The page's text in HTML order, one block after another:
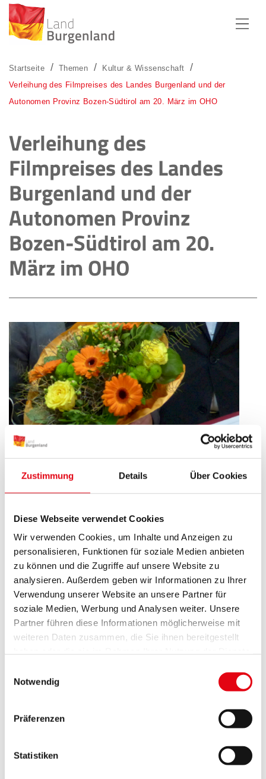
Zustimmung Details Über Cookies
Diese Webseite verwendet Cookies
Wir verwenden Cookies, um Inhalte und Anzeigen zu
personalisieren, Funktionen für soziale Medien anbieten
zu können und die Zugriffe auf unsere Website zu
analysieren. Außerdem geben wir Informationen zu Ihrer
Verwendung unserer Website an unsere Partner für
soziale Medien, Werbung und Analysen weiter. Unsere
Partner führen diese Informationen möglicherweise mit
weiteren Daten zusammen, die Sie ihnen bereitgestellt
Notwendig
Präferenzen
Statistiken
Startseite Themen
Kultur & Wissenschaft
Verleihung des Filmpreises des Landes Burgenland und der
Autonomen Provinz Bozen-Südtirol am 20. März im OHO
Verleihung des
Filmpreises des Landes
Burgenland und der
Autonomen Provinz
Bozen-Südtirol am 20.
März im OHO
danach
Jahren eine Kulturpartnerschaft. Im Rahmen dieser
Partnerschaft wurde 2019 ein gemeinsamer
Filmpreis ausgeschrieben.
Die Landkarte Europas hatte sich für beide Länder
nach dem Ersten Weltkrieg grundlegend geändert:
Mit dem Vertrag von Saint Germain 1919 wurde
Südtirol Italien und das spätere Burgenland
Österreich zugesprochen. Dieses gemeinsame
Schicksal war titelgebend für die diesjährige
Zehn Burgenländerinnen und Burgenländer haben
insgesamt 13 Kurzfilme im Kulturreferat eingereicht.
Die Einreichung erfolgte durch Vorlage von max. 3
Minuten und einer künstlerischen Biografie. Über die